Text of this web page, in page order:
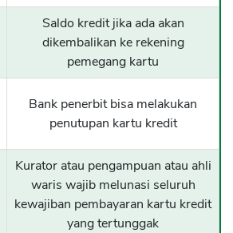
Saldo kredit jika ada akan
dikembalikan ke rekening
pemegang kartu
Bank penerbit bisa melakukan
penutupan kartu kredit
Kurator atau pengampuan atau ahli
waris wajib melunasi seluruh
kewajiban pembayaran kartu kredit
yang tertunggak